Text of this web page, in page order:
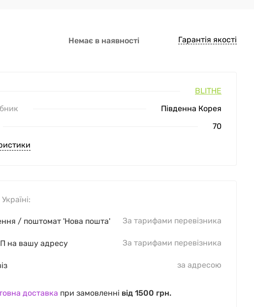
Немає в наявності Гарантія якості
/ поштомат 'Нова пошта' За тарифами перевізника
на вашу адресу За тарифами перевізника
за адресою
доставка при замовленні від 1500 грн.
BLITHE
Південна Корея
70